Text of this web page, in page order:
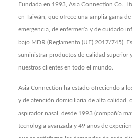
Fundada en 1993, Asia Connection Co.,
en Taiwán, que ofrece una amplia gama
emergencia, de enfermería y de cuidado
bajo MDR (Reglamento (UE) 2017/745).
suministrar productos de calidad superior
nuestros clientes en todo el mundo.
Asia Connection ha estado ofreciendo a
y de atención domiciliaria de alta calidad,
aspirador nasal, desde 1993 (compañía
tecnología avanzada y 49 años de